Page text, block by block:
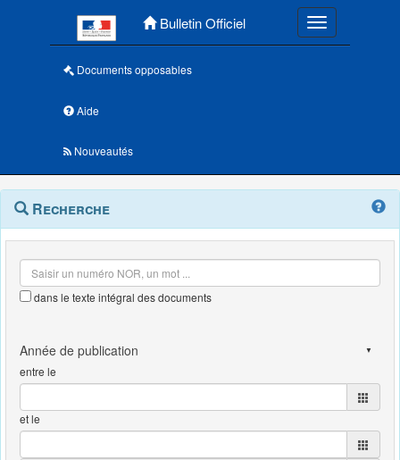
Bulletin Officiel Toggle
Documents opposables
Aide
Nouveautés
Navigation
outils
Menu
contextuel
Recherche
dans le texte intégral des documents
entre le
et le